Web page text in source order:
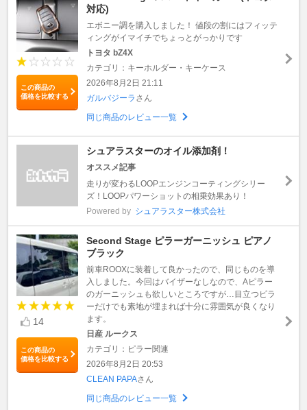
この商品の
価格を比較する
対応)
エボニー調を購入しました！ 値段の割にはフィッテ
ィングがイマイチでちょっとがっかりです
トヨタ bZ4X
カテゴリ：キーホルダー・キーケース
2026年8月2日 21:11
ガルバジーラ さん
同じ商品のレビュー一覧
シュアラスターのオイル添加剤！
オススメ記事
走りが変わるLOOPエンジンコーティングシリー
ズ！LOOPパワーショットの相乗効果あり！
Powered by シュアラスター株式会社
14
この商品の
価格を比較する
Second Stage ピラーガーニッシュ ピアノ
ブラック
前車ROOXに装着して良かったので、同じものを導
入しました。今回はバイザーなしなので、Aピラー
のガーニッシュも欲しいところですが…目立つピラ
ーだけでも素地が埋まれば十分に雰囲気が良くなり
ます。
日産 ルークス
カテゴリ：ピラー関連
2026年8月2日 20:53
CLEAN PAPAさん
同じ商品のレビュー一覧